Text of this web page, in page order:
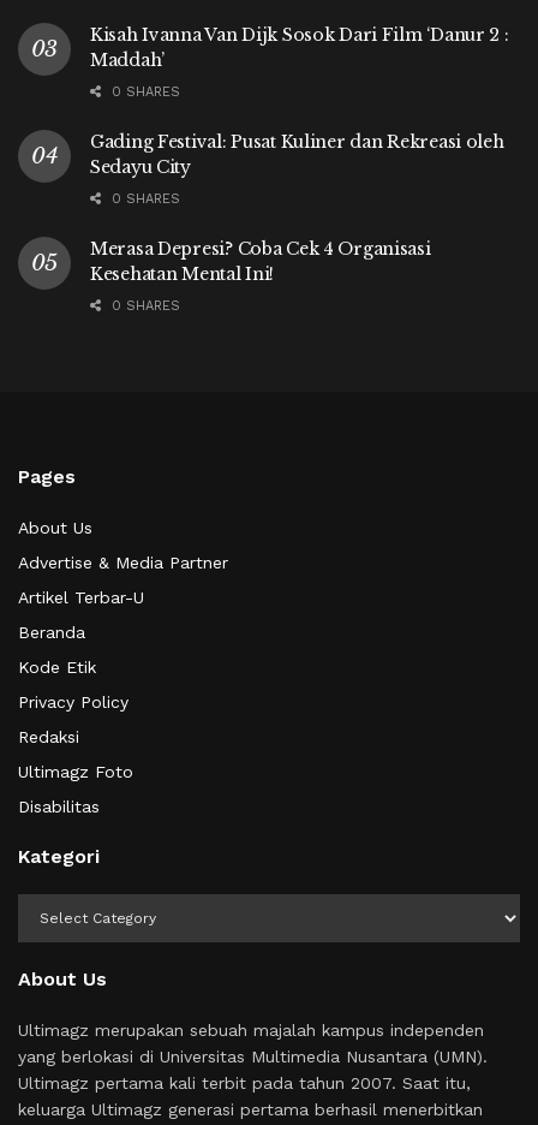
Kisah Ivanna Van Dijk Sosok Dari Film ‘Danur 2 :
Maddah’
0 SHARES
Gading Festival: Pusat Kuliner dan Rekreasi oleh
Sedayu City
0 SHARES
Merasa Depresi? Coba Cek 4 Organisasi
Kesehatan Mental Ini!
0 SHARES
Pages
About Us
Advertise & Media Partner
Artikel Terbar-U
Beranda
Kode Etik
Privacy Policy
Redaksi
Ultimagz Foto
Disabilitas
Kategori
About Us
Ultimagz merupakan sebuah majalah kampus independen
yang berlokasi di Universitas Multimedia Nusantara (UMN).
Ultimagz pertama kali terbit pada tahun 2007. Saat itu,
keluarga Ultimagz generasi pertama berhasil menerbitkan